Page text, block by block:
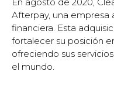
Afterpay, una empresa
financiera. Esta
fortalecer su posición
ofreciendo sus
el mundo.